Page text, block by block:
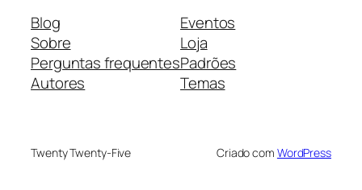
Blog
Sobre
Perguntas frequentes
Autores
Eventos
Loja
Padrões
Temas
Twenty Twenty-Five Criado com WordPress